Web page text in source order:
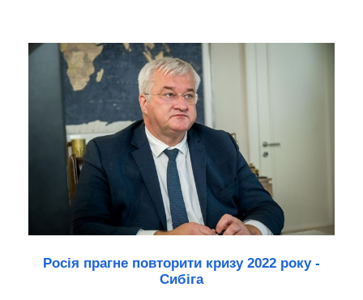
Росія прагне повторити кризу 2022 року -
Сибіга